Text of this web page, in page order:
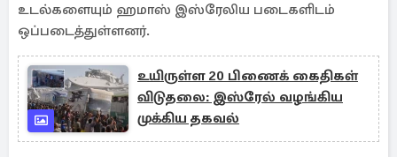
உடல்களையும் ஹமாஸ் இஸ்ரேலிய படைகளிடம்
ஒப்படைத்துள்ளனர்.
உயிருள்ள 20 பிணைக் கைதிகள்
விடுதலை: இஸ்ரேல் வழங்கிய
முக்கிய தகவல்